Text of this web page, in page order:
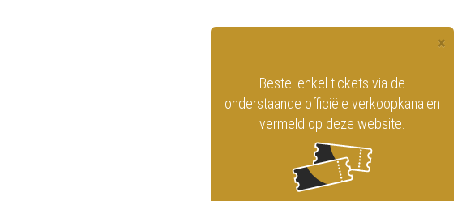
×
Bestel enkel tickets via de
onderstaande officiële verkoopkanalen
vermeld op deze website.